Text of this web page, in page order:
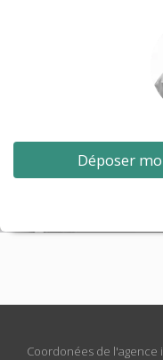
Déposer
Coordonées de l'agence